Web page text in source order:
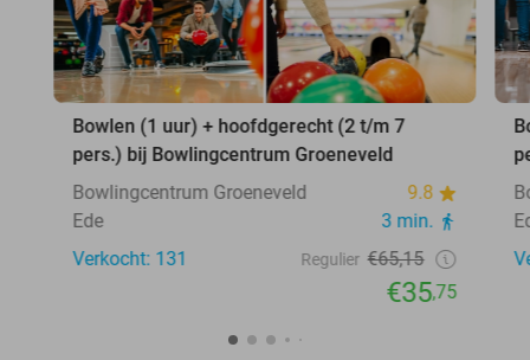
Bowlen (1 uur) + hoofdgerecht (2 t/m 7
pers.) bij Bowlingcentrum Groeneveld
Bowlingcentrum Groeneveld
9.8
Ede
3 min.
Verkocht: 131
Regulier €65,15
€35,75